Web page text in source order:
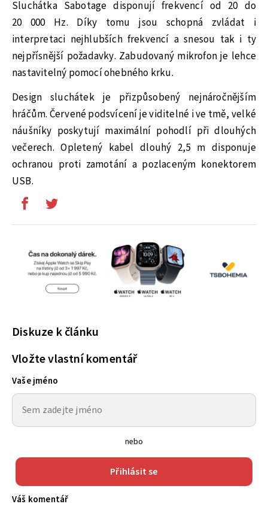
Sluchátka Sabotage disponují frekvencí od 20 do
20 000 Hz. Díky tomu jsou schopná zvládat i
interpretaci nejhlubších frekvencí a snesou tak i ty
nejpřísnější požadavky. Zabudovaný mikrofon je lehce
nastavitelný pomocí ohebného krku.
Design sluchátek je přizpůsobený nejnáročnějším
hráčům. Červené podsvícení je viditelné i ve tmě, velké
náušníky poskytují maximální pohodlí při dlouhých
večerech. Opletený kabel dlouhý 2,5 m disponuje
ochranou proti zamotání a pozlaceným konektorem
USB.
Diskuze k článku
Vložte vlastní komentář
Vaše jméno
nebo
Přihlásit se
Váš komentář